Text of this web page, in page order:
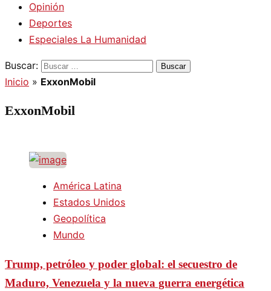
Opinión
Deportes
Especiales La Humanidad
Buscar:
Inicio » ExxonMobil
ExxonMobil
América Latina
Estados Unidos
Geopolítica
Mundo
Trump, petróleo y poder global: el secuestro de
Maduro, Venezuela y la nueva guerra energética